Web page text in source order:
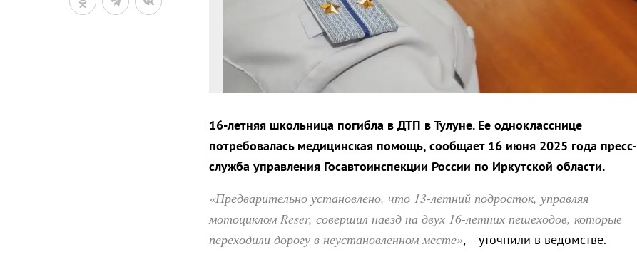
16-летняя школьница погибла в ДТП в Тулуне. Ее однокласснице
потребовалась медицинская помощь, сообщает 16 июня 2025 года пресс-
служба управления Госавтоинспекции России по Иркутской области.
«Предварительно установлено, что 13-летний подросток, управляя
мотоциклом Reser, совершил наезд на двух 16-летних пешеходов, которые
переходили дорогу в неустановленном месте», – уточнили в ведомстве.